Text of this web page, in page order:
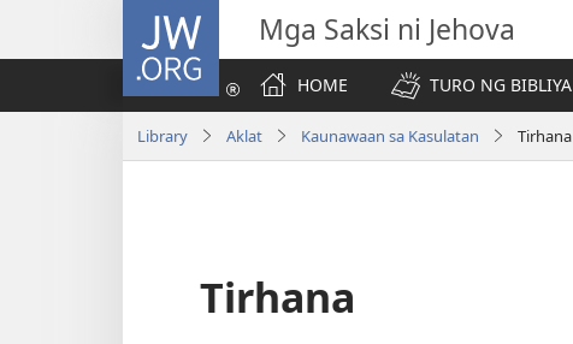
JW.ORG Mga Saksi ni Jehova
HOME
TURO NG BIBLIYA
Library Aklat Kaunawaan sa Kasulatan Tirhana
Tirhana